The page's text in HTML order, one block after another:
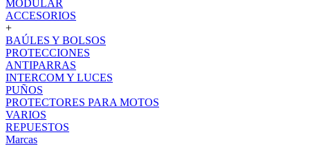
MODULAR
ACCESORIOS
+
BAÚLES Y BOLSOS
PROTECCIONES
ANTIPARRAS
INTERCOM Y LUCES
PUÑOS
PROTECTORES PARA MOTOS
VARIOS
REPUESTOS
Marcas